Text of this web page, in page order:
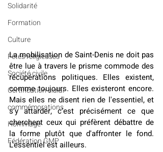
Solidarité
Formation
Culture
Fêtes religieuses
Société civile
Certification Halal
commémorations
Hommage
Fédération GMP
La mobilisation de Saint-Denis ne doit pas
être lue à travers le prisme commode des
récupérations politiques. Elles existent,
comme toujours. Elles existeront encore.
Mais elles ne disent rien de l'essentiel, et
s'y attarder, c'est précisément ce que
cherchent ceux qui préfèrent débattre de
la forme plutôt que d'affronter le fond.
L'essentiel est ailleurs.